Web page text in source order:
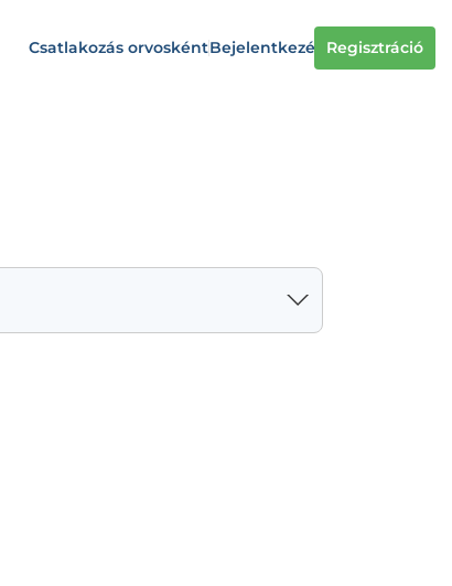
Csatlakozás orvoskéntBejelentkezés Regisztráció